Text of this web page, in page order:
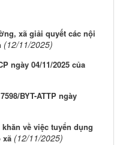
xã giải quyết các nội
(12/11/2025)
ngày 04/11/2025 của
BYT-ATTP ngày
về việc tuyển dụng
xã (12/11/2025)